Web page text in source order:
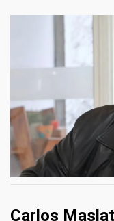
Carlos